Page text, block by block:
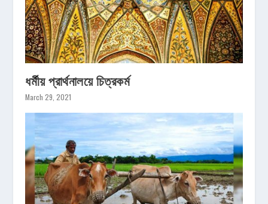
ধর্মীয় প্রার্থনালয়ে চিত্রকর্ম
March 29, 2021